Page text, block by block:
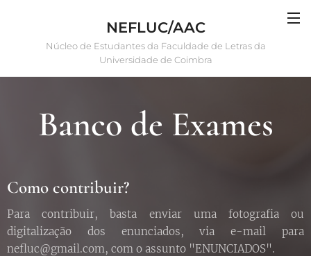
NEFLUC/AAC
Núcleo de Estudantes da Faculdade de Letras da
Universidade de Coimbra
Banco de Exames
Como contribuir?
Para contribuir, basta enviar uma fotografia ou
digitalização dos enunciados, via e-mail para
nefluc@gmail.com, com o assunto "ENUNCIADOS".